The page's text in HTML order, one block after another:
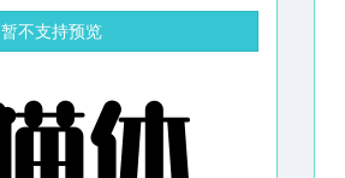
暂不支持预览